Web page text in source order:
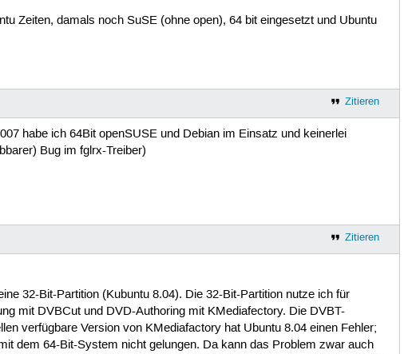
Zeiten, damals noch SuSE (ohne open), 64 bit eingesetzt und Ubuntu
Zitieren
habe ich 64Bit openSUSE und Debian im Einsatz und keinerlei
Bug im fglrx-Treiber)
Zitieren
32-Bit-Partition (Kubuntu 8.04). Die 32-Bit-Partition nutze ich für
mit DVBCut und DVD-Authoring mit KMediafectory. Die DVBT-
verfügbare Version von KMediafactory hat Ubuntu 8.04 einen Fehler;
dem 64-Bit-System nicht gelungen. Da kann das Problem zwar auch